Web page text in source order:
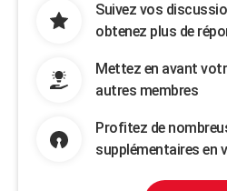
Suivez vos
obtenez plus de
Mettez en avant
autres membres
Profitez de
supplémentaires en